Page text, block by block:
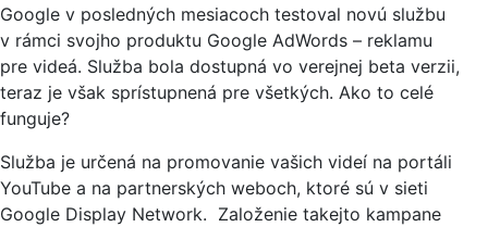
Google v posledných mesiacoch testoval novú službu
v rámci svojho produktu Google AdWords – reklamu
pre videá. Služba bola dostupná vo verejnej beta verzii,
teraz je však sprístupnená pre všetkých. Ako to celé
funguje?
Služba je určená na promovanie vašich videí na portáli
YouTube a na partnerských weboch, ktoré sú v sieti
Google Display Network. Založenie takejto kampane